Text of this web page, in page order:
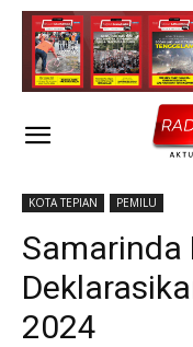
KOTA TEPIAN PEMILU
Samarinda
2024